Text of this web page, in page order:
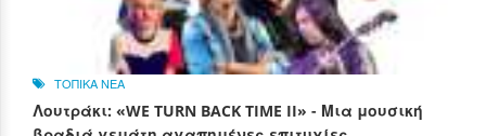
ΤΟΠΙΚΑ ΝΕΑ
Λουτράκι: «WE TURN BACK TIME II» - Μια μουσική